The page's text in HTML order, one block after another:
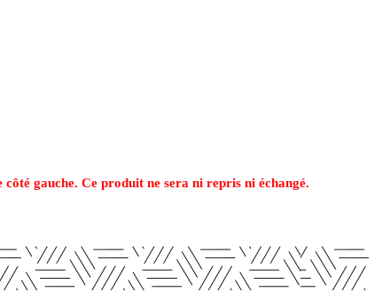
gauche. Ce produit ne sera ni repris ni échangé.